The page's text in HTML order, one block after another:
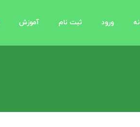
ورود ثبت نام آموزش